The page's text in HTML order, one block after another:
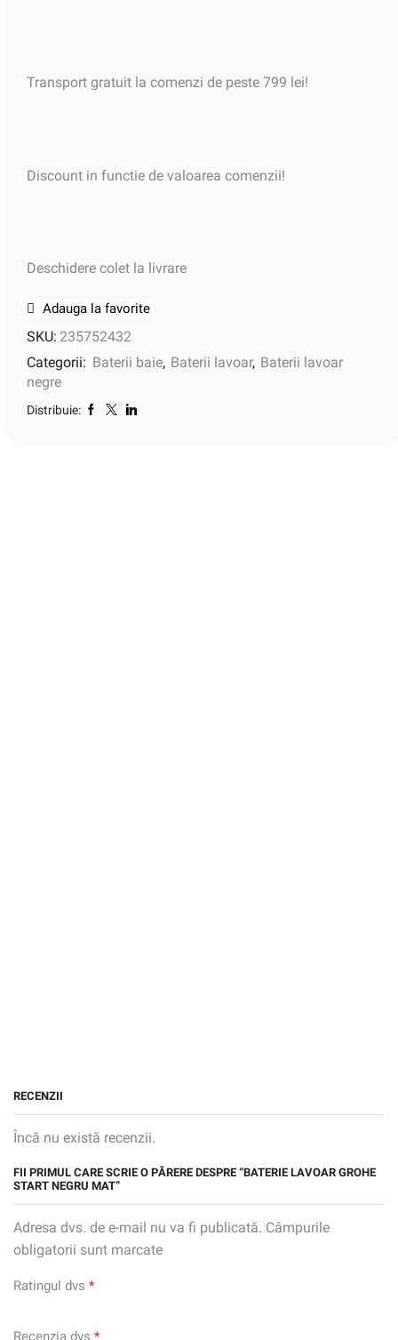
Transport gratuit la comenzi de peste 799 lei!
Discount in functie de valoarea comenzii!
Deschidere colet la livrare
Adauga la favorite
SKU: 235752432
Categorii: Baterii baie, Baterii lavoar, Baterii lavoar
negre
Distribuie:
RECENZII
Încă nu există recenzii.
FII PRIMUL CARE SCRIE O PĂRERE DESPRE “BATERIE LAVOAR GROHE
START NEGRU MAT”
Adresa dvs. de e-mail nu va fi publicată. Câmpurile
obligatorii sunt marcate
Ratingul dvs *
Recenzia dvs *